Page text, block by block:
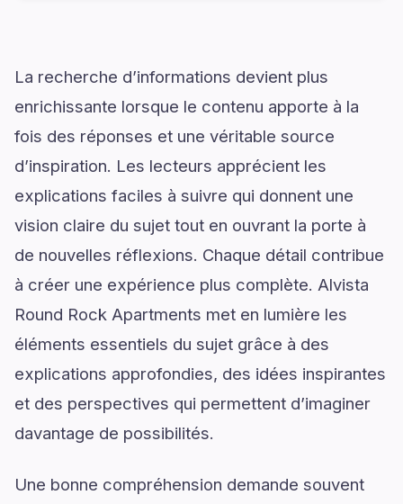
La recherche d’informations devient plus
enrichissante lorsque le contenu apporte à la
fois des réponses et une véritable source
d’inspiration. Les lecteurs apprécient les
explications faciles à suivre qui donnent une
vision claire du sujet tout en ouvrant la porte à
de nouvelles réflexions. Chaque détail contribue
à créer une expérience plus complète. Alvista
Round Rock Apartments met en lumière les
éléments essentiels du sujet grâce à des
explications approfondies, des idées inspirantes
et des perspectives qui permettent d’imaginer
davantage de possibilités.
Une bonne compréhension demande souvent